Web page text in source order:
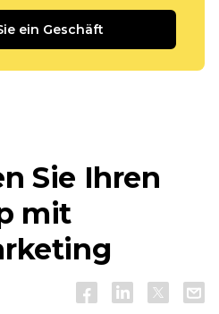
ein Geschäft
Sie Ihren
mit